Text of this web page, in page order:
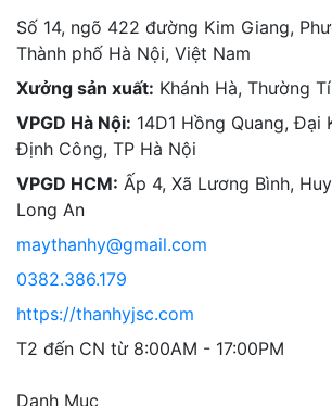
Số 14, ngõ 422 đường Kim Giang,
Thành phố Hà Nội, Việt Nam
Xưởng sản xuất: Khánh Hà, Thường
VPGD Hà Nội: 14D1 Hồng Quang, Đại
Định Công, TP Hà Nội
VPGD HCM: Ấp 4, Xã Lương Bình,
Long An
maythanhy@gmail.com
0382.386.179
https://thanhyjsc.com
T2 đến CN từ 8:00AM - 17:00PM
Danh Mục